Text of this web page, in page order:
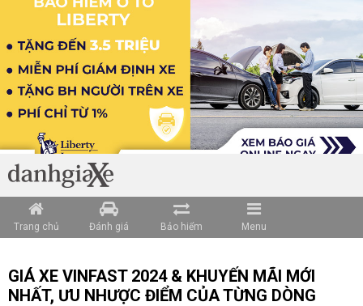
Trang chủ Đánh giá Bảo hiểm Menu
GIÁ XE VINFAST 2024 & KHUYẾN MÃI MỚI
NHẤT, ƯU NHƯỢC ĐIỂM CỦA TỪNG DÒNG
Loading data ...